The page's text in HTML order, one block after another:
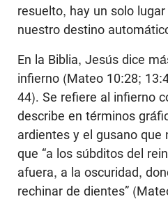
resuelto, hay un solo
nuestro destino
En la Biblia, Jesús dice
infierno (Mateo 10:28;
44). Se refiere al infierno
describe en términos
ardientes y el gusano que
que “a los súbditos del
afuera, a la oscuridad,
rechinar de dientes”